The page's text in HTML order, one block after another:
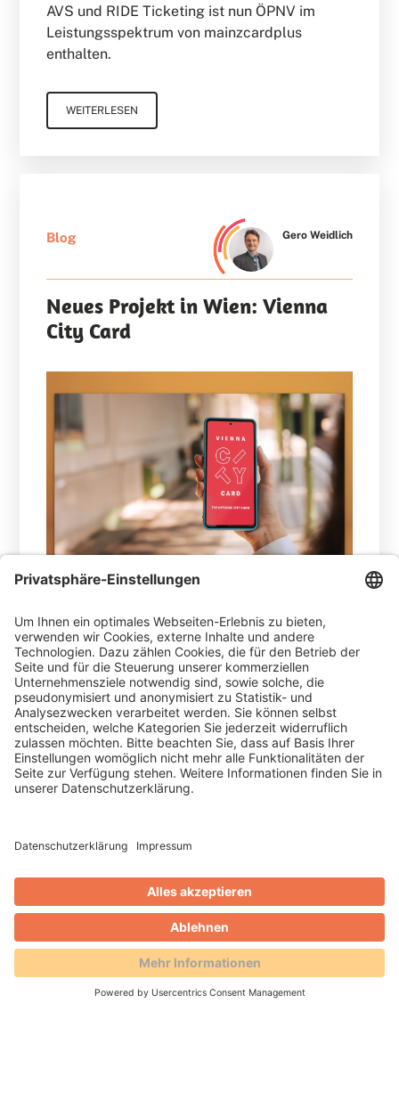
AVS und RIDE Ticketing ist nun ÖPNV im
Leistungsspektrum von mainzcardplus
enthalten.
WEITERLESEN
Blog Gero Weidlich
Neues Projekt in Wien: Vienna
City Card
15.08.2024 -
AVS setzt für Wien eine Karte für
die optimale (Customer) Journey um. Lassen
Sie sich inspirieren!
WEITERLESEN
Blog
AVS mit Schnittstelle zum
Landesamt für Statistik